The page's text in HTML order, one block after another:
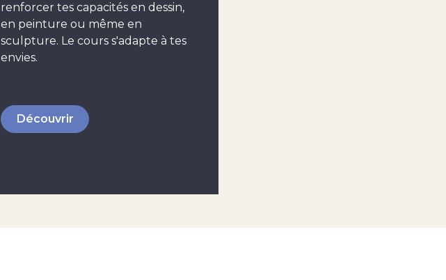
renforcer tes capacités en dessin,
en peinture ou même en
sculpture. Le cours s'adapte à tes
envies.
Découvrir